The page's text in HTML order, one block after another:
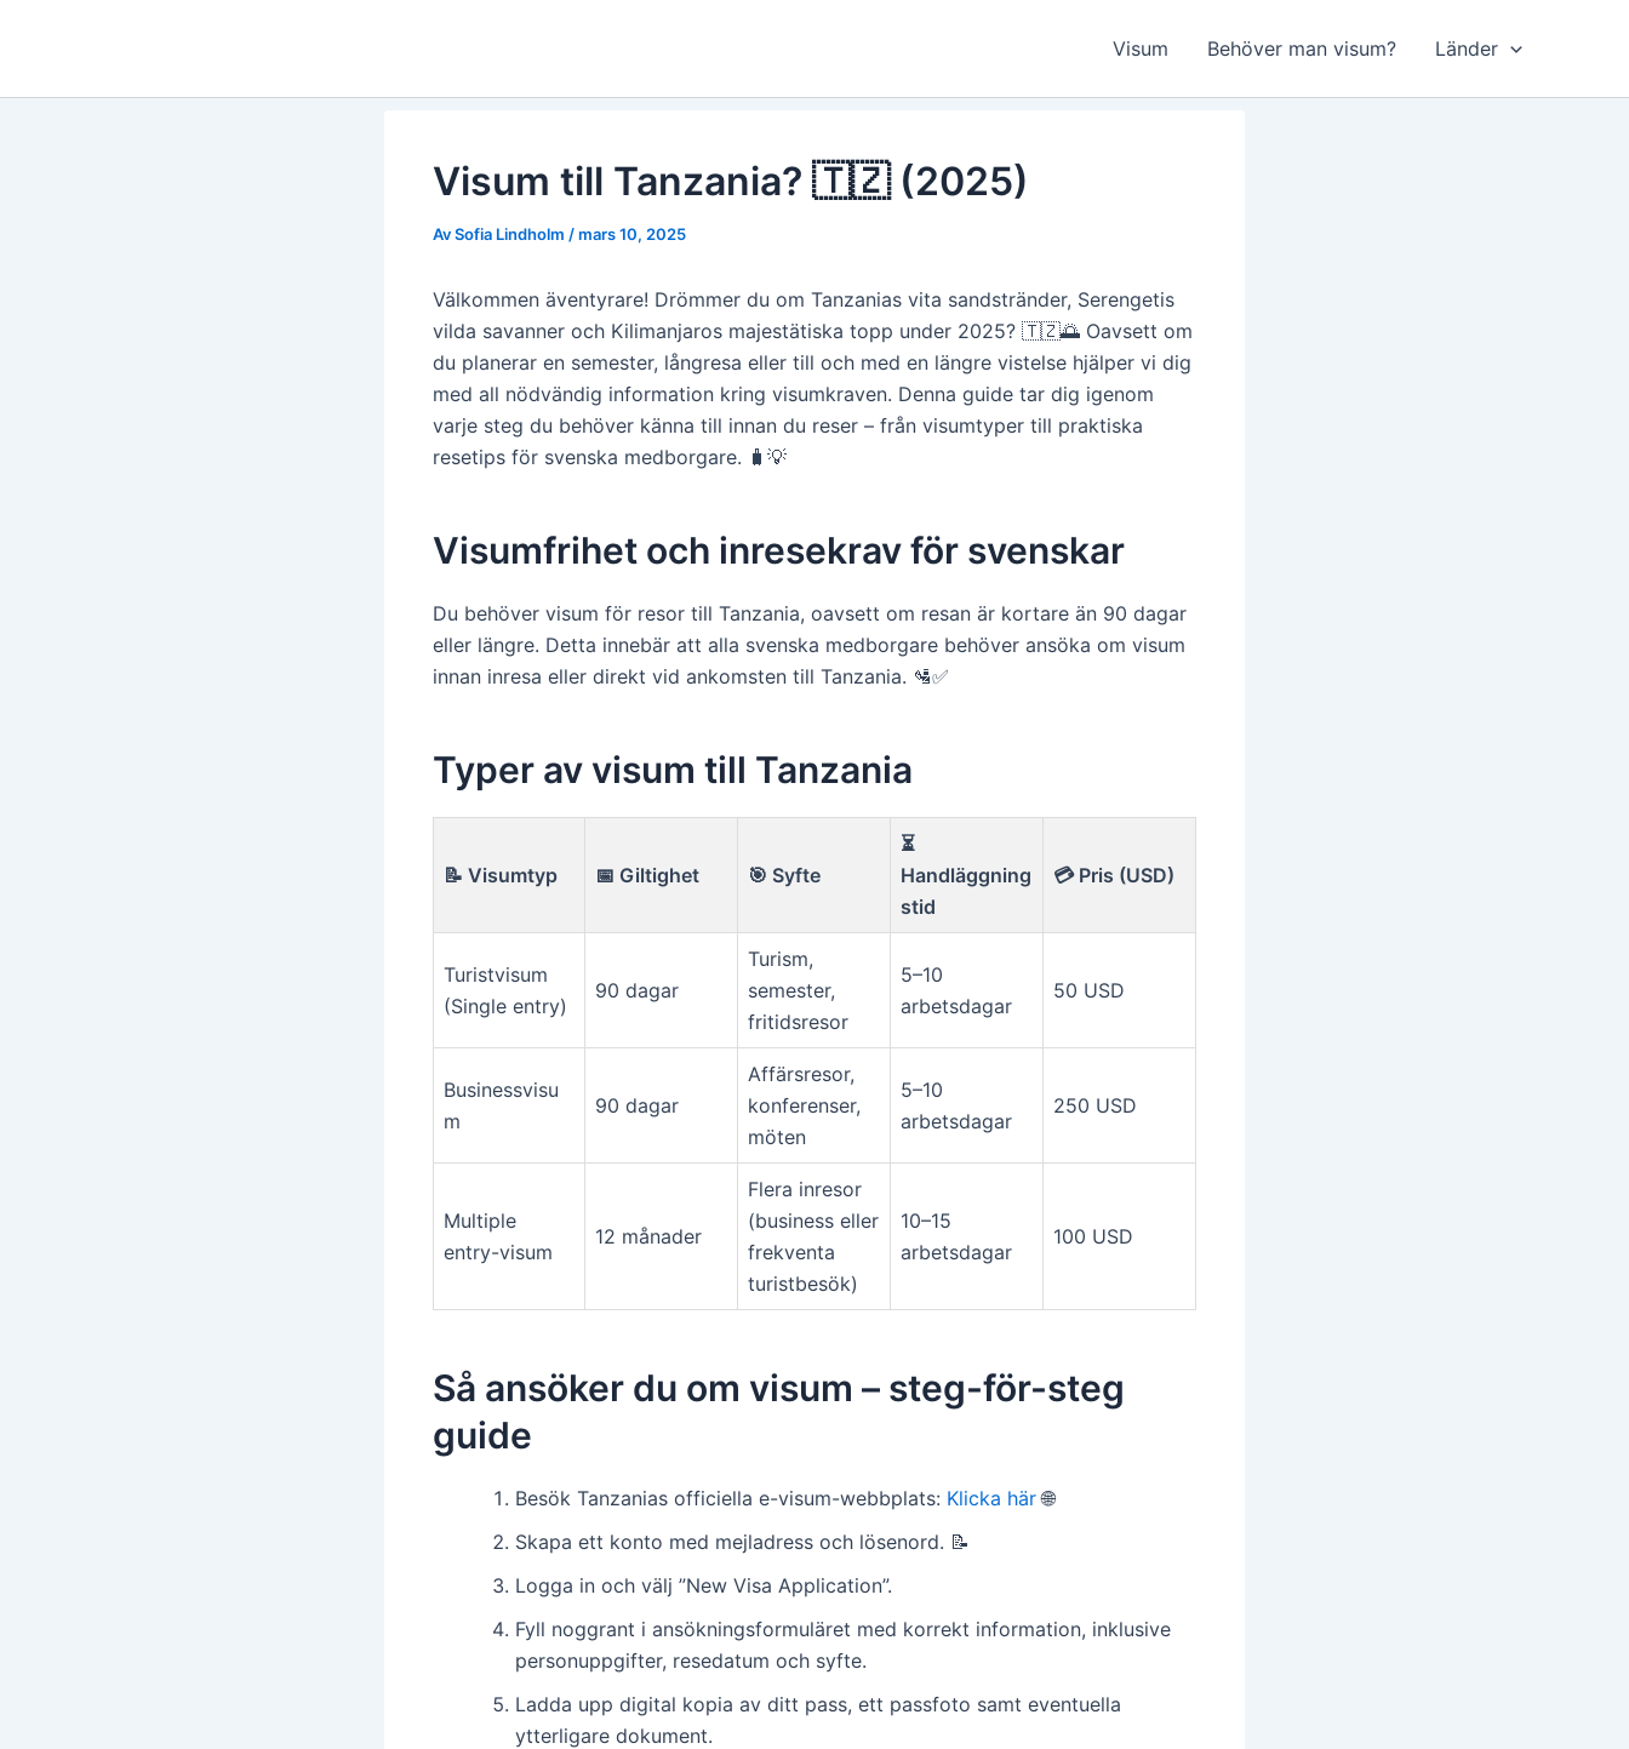
Visum Behöver man visum? Länder
Visum till Tanzania? 🇹🇿 (2025)
AvSofia Lindholm /mars 10, 2025
Välkommen äventyrare! Drömmer du om Tanzanias vita sandstränder, Serengetis
vilda savanner och Kilimanjaros majestätiska topp under 2025? 🇹🇿🌅 Oavsett om
du planerar en semester, långresa eller till och med en längre vistelse hjälper vi dig
med all nödvändig information kring visumkraven. Denna guide tar dig igenom
varje steg du behöver känna till innan du reser – från visumtyper till praktiska
resetips för svenska medborgare. 🧳💡
Visumfrihet och inresekrav för svenskar
Du behöver visum för resor till Tanzania, oavsett om resan är kortare än 90 dagar
eller längre. Detta innebär att alla svenska medborgare behöver ansöka om visum
innan inresa eller direkt vid ankomsten till Tanzania. 🛂✅
Typer av visum till Tanzania
📝 Visumtyp 📅 Giltighet 🎯 Syfte
⏳
Handläggning
stid
💳 Pris (USD)
Turistvisum
(Single entry)
90 dagar
Turism,
semester,
fritidsresor
5–10
arbetsdagar
50 USD
Businessvisu
m
90 dagar
Affärsresor,
konferenser,
möten
5–10
arbetsdagar
250 USD
Multiple
entry-visum
12 månader
Flera inresor
(business eller
frekventa
turistbesök)
10–15
arbetsdagar
100 USD
Så ansöker du om visum – steg-för-steg
guide
Besök Tanzanias officiella e-visum-webbplats: Klicka här🌐
Skapa ett konto med mejladress och lösenord. 📝
Logga in och välj ”New Visa Application”.
Fyll noggrant i ansökningsformuläret med korrekt information, inklusive
personuppgifter, resedatum och syfte.
Ladda upp digital kopia av ditt pass, ett passfoto samt eventuella
ytterligare dokument.